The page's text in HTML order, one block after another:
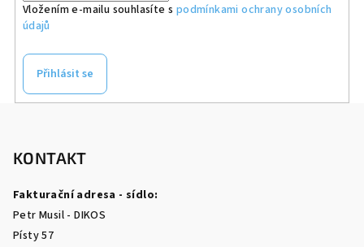
Vložením e-mailu souhlasíte s podmínkami ochrany osobních
údajů
Přihlásit se
KONTAKT
Fakturační adresa - sídlo:
Petr Musil - DIKOS
Písty 57